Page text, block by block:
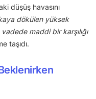
düşüş havasını
dökülen yüksek
maddi bir karşılığı
taşıdı.